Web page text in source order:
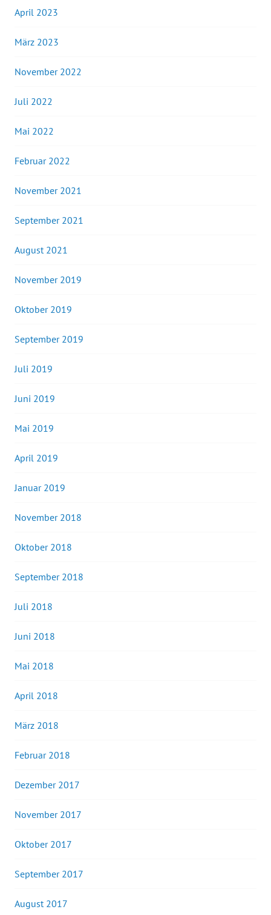
April 2023
März 2023
November 2022
Juli 2022
Mai 2022
Februar 2022
November 2021
September 2021
August 2021
November 2019
Oktober 2019
September 2019
Juli 2019
Juni 2019
Mai 2019
April 2019
Januar 2019
November 2018
Oktober 2018
September 2018
Juli 2018
Juni 2018
Mai 2018
April 2018
März 2018
Februar 2018
Dezember 2017
November 2017
Oktober 2017
September 2017
August 2017